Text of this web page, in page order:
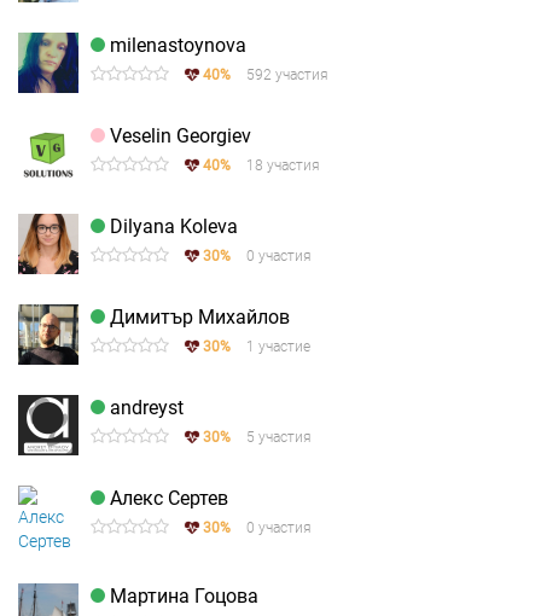
milenastoynova
40% 592 участия
Veselin Georgiev
40% 18 участия
Dilyana Koleva
30% 0 участия
Димитър Михайлов
30% 1 участие
andreyst
30% 5 участия
Алекс Сертев
30% 0 участия
Мартина Гоцова